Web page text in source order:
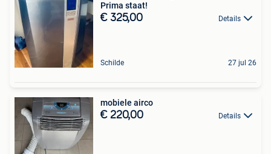
Prima staat!
€ 325,00 Details
Schilde 27 jul 26
mobiele airco
€ 220,00 Details